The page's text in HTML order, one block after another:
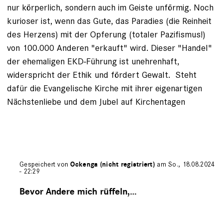
nur körperlich, sondern auch im Geiste unförmig. Noch
kurioser ist, wenn das Gute, das Paradies (die Reinheit
des Herzens) mit der Opferung (totaler Pazifismus!)
von 100.000 Anderen "erkauft" wird. Dieser "Handel"
der ehemaligen EKD-Führung ist unehrenhaft,
widerspricht der Ethik und fördert Gewalt. Steht
dafür die Evangelische Kirche mit ihrer eigenartigen
Nächstenliebe und dem Jubel auf Kirchentagen
Gespeichert vonOckenga (nicht registriert) am So., 18.08.2024
- 22:29
auf
Bevor Andere mich rüffeln,…